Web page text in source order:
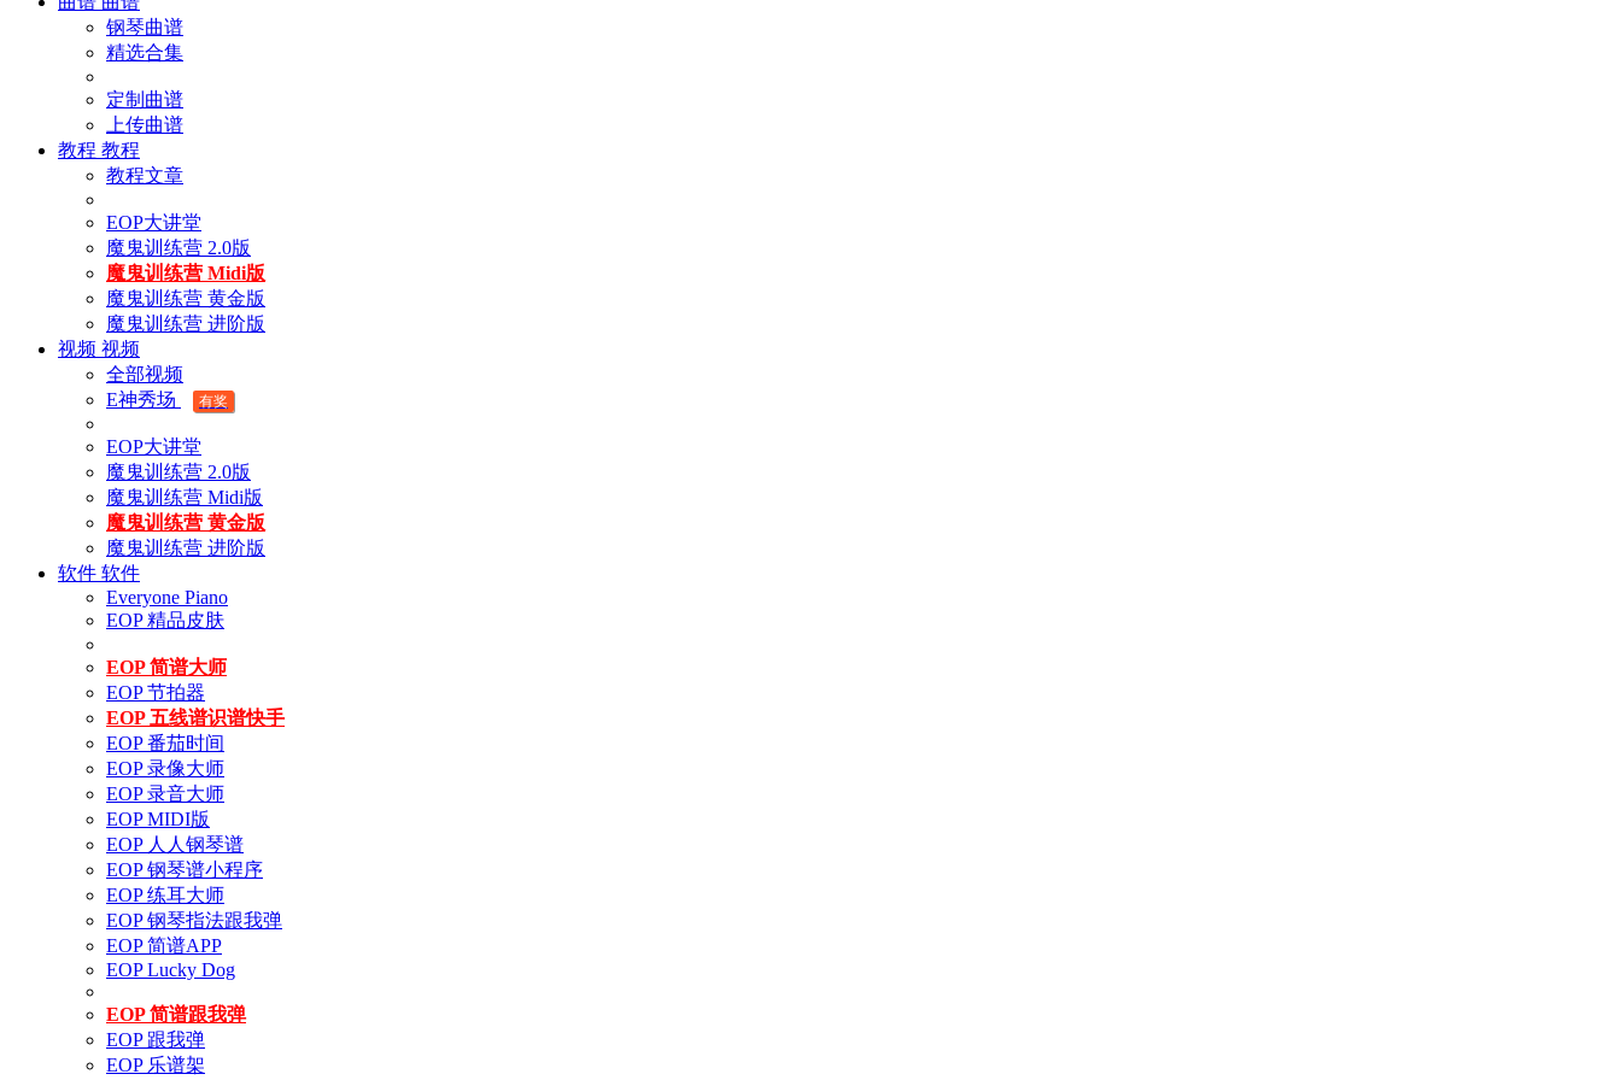
钢琴曲谱
精选合集
定制曲谱
上传曲谱
教程 教程
教程文章
EOP大讲堂
魔鬼训练营 2.0版
魔鬼训练营 Midi版
魔鬼训练营 黄金版
魔鬼训练营 进阶版
视频 视频
全部视频
E神秀场
有奖
EOP大讲堂
魔鬼训练营 2.0版
魔鬼训练营 Midi版
魔鬼训练营 黄金版
魔鬼训练营 进阶版
软件 软件
Everyone Piano
EOP 精品皮肤
EOP 简谱大师
EOP 节拍器
EOP 五线谱识谱快手
EOP 番茄时间
EOP 录像大师
EOP 录音大师
EOP MIDI版
EOP 人人钢琴谱
EOP 钢琴谱小程序
EOP 练耳大师
EOP 钢琴指法跟我弹
EOP 简谱APP
EOP Lucky Dog
EOP 简谱跟我弹
EOP 跟我弹
EOP 乐谱架